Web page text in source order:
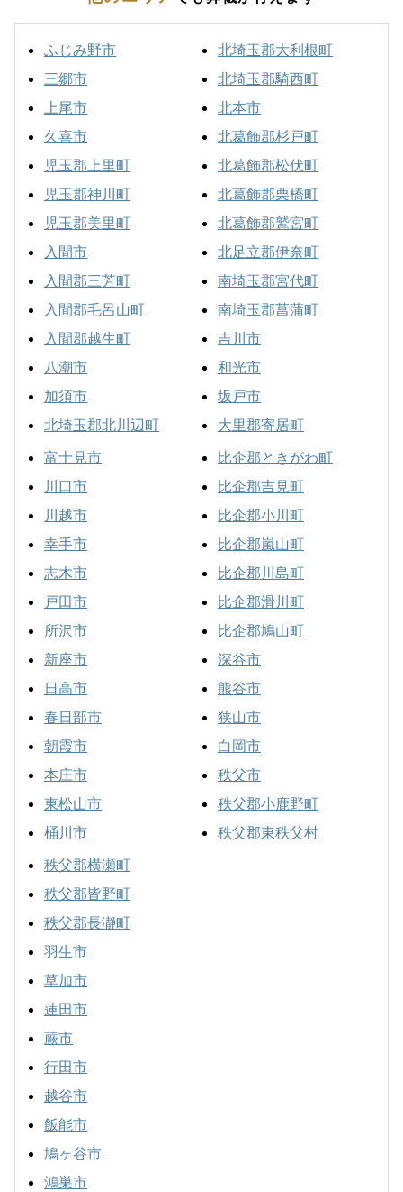
ふじみ野市
三郷市
上尾市
久喜市
児玉郡上里町
児玉郡神川町
児玉郡美里町
入間市
入間郡三芳町
入間郡毛呂山町
入間郡越生町
八潮市
加須市
北埼玉郡北川辺町
北埼玉郡大利根町
北埼玉郡騎西町
北本市
北葛飾郡杉戸町
北葛飾郡松伏町
北葛飾郡栗橋町
北葛飾郡鷲宮町
北足立郡伊奈町
南埼玉郡宮代町
南埼玉郡菖蒲町
吉川市
和光市
坂戸市
大里郡寄居町
富士見市
川口市
川越市
幸手市
志木市
戸田市
所沢市
新座市
日高市
春日部市
朝霞市
本庄市
東松山市
桶川市
比企郡ときがわ町
比企郡吉見町
比企郡小川町
比企郡嵐山町
比企郡川島町
比企郡滑川町
比企郡鳩山町
深谷市
熊谷市
狭山市
白岡市
秩父市
秩父郡小鹿野町
秩父郡東秩父村
秩父郡横瀬町
秩父郡皆野町
秩父郡長瀞町
羽生市
草加市
蓮田市
蕨市
行田市
越谷市
飯能市
鳩ヶ谷市
鴻巣市